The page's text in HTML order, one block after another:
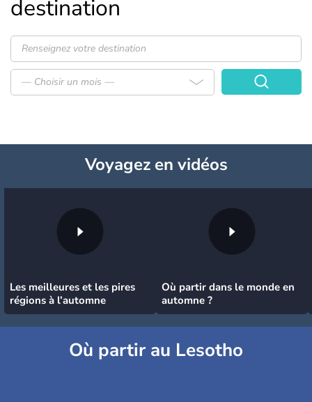
destination
— Choisir un mois —
Voyagezen vidéos
Les meilleures et les pires
régions à l’automne
Où partir dans le monde en
automne ?
Où partir au Lesotho